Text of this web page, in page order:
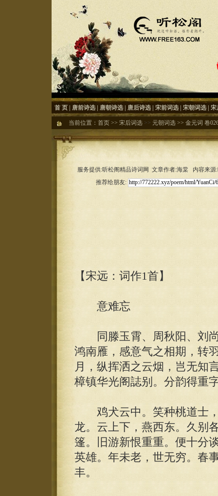
首 页 唐前诗选 唐朝诗选 唐后诗选 宋前词选 宋朝词选 宋
当前位置： 首页 >> 宋后词选 >> 元朝词选 >> 金元词 卷
服务提供:听松阁精品诗词网 文章作者:海棠 内容来
推荐给朋友:
【宋远：词作1首】
意难忘
同滕玉霄、周秋阳、刘尚
鸿南雁，感意气之相期，转
月，纵挥洒之云烟，岂无知
樟镇华光阁誌别。分韵得重
鸡犬云中。笑种桃道士，
龙。云上下，燕西东。久别
篷。旧游新恨重重。便十分
英雄。年未老，世无穷。春
丰。